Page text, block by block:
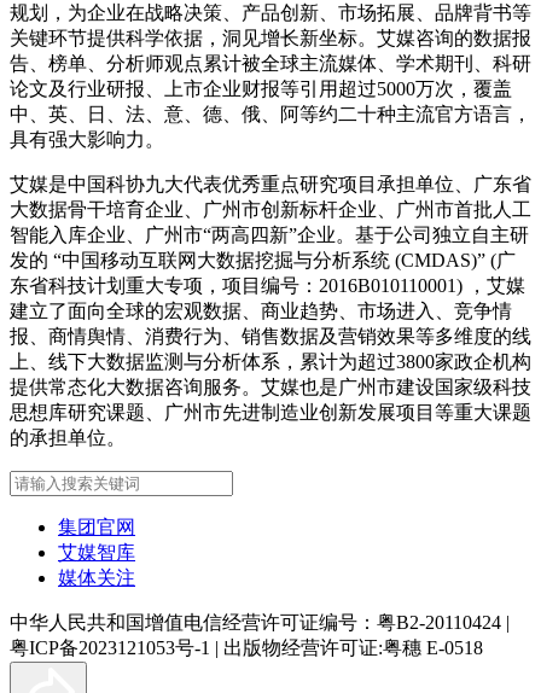
规划，为企业在战略决策、产品创新、市场拓展、品牌背书等
关键环节提供科学依据，洞见增长新坐标。艾媒咨询的数据报
告、榜单、分析师观点累计被全球主流媒体、学术期刊、科研
论文及行业研报、上市企业财报等引用超过5000万次，覆盖
中、英、日、法、意、德、俄、阿等约二十种主流官方语言，
具有强大影响力。
艾媒是中国科协九大代表优秀重点研究项目承担单位、广东省
大数据骨干培育企业、广州市创新标杆企业、广州市首批人工
智能入库企业、广州市“两高四新”企业。基于公司独立自主研
发的 “中国移动互联网大数据挖掘与分析系统 (CMDAS)” (广
东省科技计划重大专项，项目编号：2016B010110001) ，艾媒
建立了面向全球的宏观数据、商业趋势、市场进入、竞争情
报、商情舆情、消费行为、销售数据及营销效果等多维度的线
上、线下大数据监测与分析体系，累计为超过3800家政企机构
提供常态化大数据咨询服务。艾媒也是广州市建设国家级科技
思想库研究课题、广州市先进制造业创新发展项目等重大课题
的承担单位。
集团官网
艾媒智库
媒体关注
中华人民共和国增值电信经营许可证编号：粤B2-20110424 |
粤ICP备2023121053号-1 | 出版物经营许可证:粤穗 E-0518